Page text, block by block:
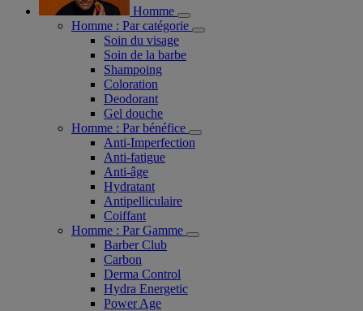
Homme
Homme : Par catégorie
Soin du visage
Soin de la barbe
Shampoing
Coloration
Deodorant
Gel douche
Homme : Par bénéfice
Anti-Imperfection
Anti-fatigue
Anti-âge
Hydratant
Antipelliculaire
Coiffant
Homme : Par Gamme
Barber Club
Carbon
Derma Control
Hydra Energetic
Power Age